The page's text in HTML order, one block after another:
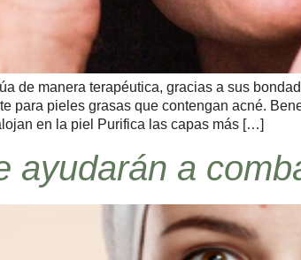
de manera terapéutica, gracias a sus
para pieles grasas que contengan acné.
en la piel Purifica las capas más […]
ayudarán a